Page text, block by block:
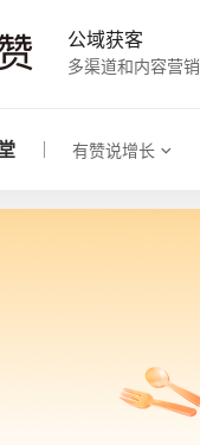
公域获客
多渠道和内容营销
有赞说增长